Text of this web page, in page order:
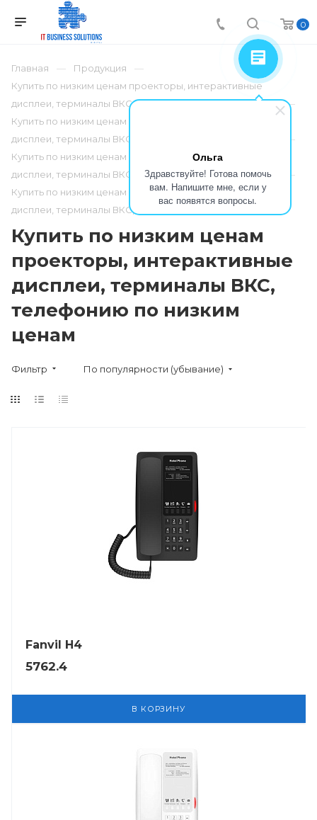
Ольга
Здравствуйте! Готова помочь
вам. Напишите мне, если у
вас появятся вопросы.
0
Главная
Продукция
Купить по низким ценам проекторы, интерактивные
дисплеи, терминалы ВКС, телефонию по низким ценам
Купить по низким ценам проекторы, интерактивные
дисплеи, терминалы ВКС, телефонию по низким ценам
Купить по низким ценам проекторы, интерактивные
дисплеи, терминалы ВКС, телефонию по низким ценам
Купить по низким ценам проекторы, интерактивные
дисплеи, терминалы ВКС, телефонию по низким ценам
Купить по низким ценам
проекторы, интерактивные
дисплеи, терминалы ВКС,
телефонию по низким
ценам
Фильтр По популярности (убывание)
Fanvil H4
5762.4
В КОРЗИНУ